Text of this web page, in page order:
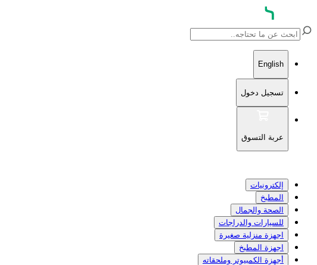
English
تسجيل دخول
عربة التسوق
إلكترونيات
المطبخ
الصحة والجمال
للسيارات والدراجات
اجهزة منزلية صغيرة
اجهزة المطبخ
أجهزة الكمبيوتر وملحقاته